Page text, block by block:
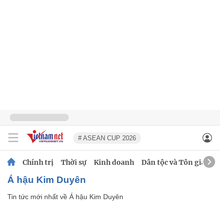
# ASEAN CUP 2026
Chính trị Thời sự Kinh doanh Dân tộc và Tôn giáo
Á hậu Kim Duyên
Tin tức mới nhất về Á hậu Kim Duyên